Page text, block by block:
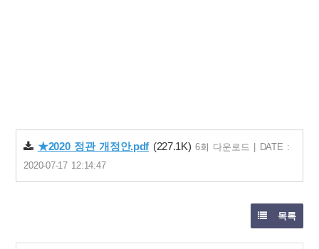
★2020 정관 개정안.pdf (227.1K)6회 다운로드 | DATE :
2020-07-17 12:14:47
목록